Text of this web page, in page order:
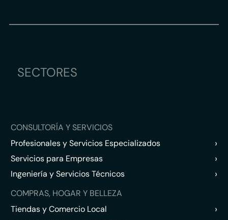
SECTORES
CONSULTORÍA Y SERVICIOS
Profesionales y Servicios Especializados
›
Servicios para Empresas ›
Ingeniería y Servicios Técnicos ›
COMPRAS, HOGAR Y BELLEZA
Tiendas y Comercio Local
›